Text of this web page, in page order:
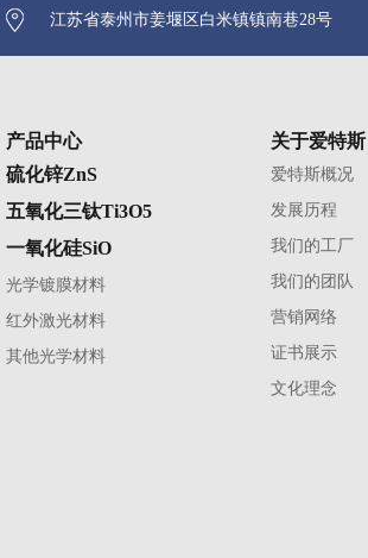
江苏省泰州市姜堰区白米镇镇南巷28号
产品中心
硫化锌ZnS
五氧化三钛Ti3O5
一氧化硅SiO
光学镀膜材料
红外激光材料
其他光学材料
关于爱特斯
爱特斯概况
发展历程
我们的工厂
我们的团队
营销网络
证书展示
文化理念